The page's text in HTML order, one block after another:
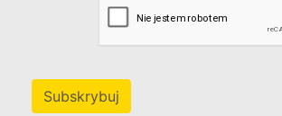
Subskrybuj